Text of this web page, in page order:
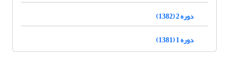
دوره 2 (1382)
دوره 1 (1381)